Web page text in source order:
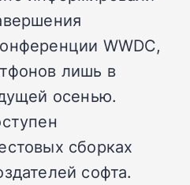
WWDC,
лишь в
осенью.
сборках
софта.